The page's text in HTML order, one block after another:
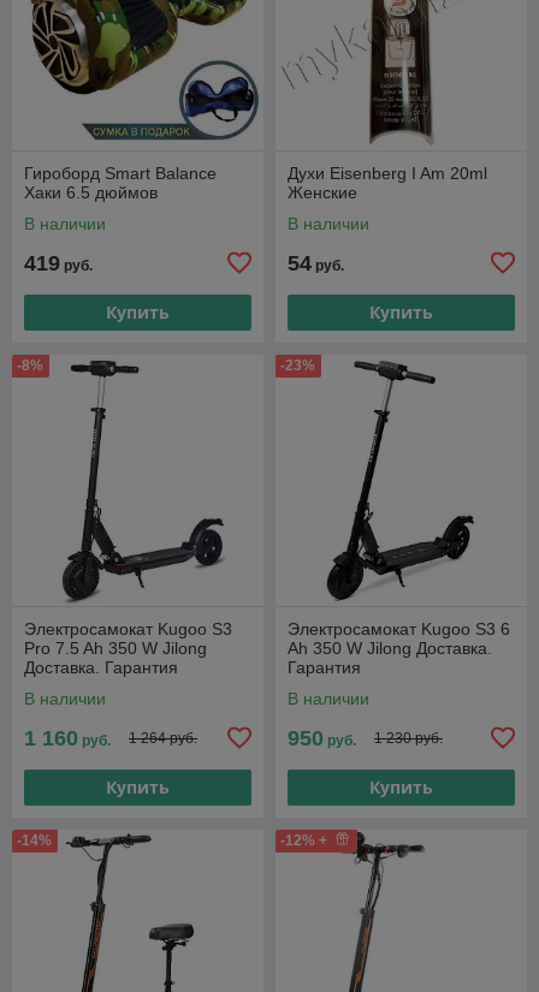
Гироборд Smart Balance
Хаки 6.5 дюймов
В наличии
419 руб.
Купить
Духи Eisenberg I Am 20ml
Женские
В наличии
54 руб.
Купить
-8%
Электросамокат Kugoo S3
Pro 7.5 Ah 350 W Jilong
Доставка. Гарантия
В наличии
1 160 руб. 1 264 руб.
Купить
-23%
Электросамокат Kugoo S3 6
Ah 350 W Jilong Доставка.
Гарантия
В наличии
950 руб. 1 230 руб.
Купить
-14% -12% +